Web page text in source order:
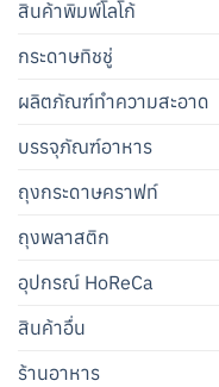
สินค้าพิมพ์โลโก้
กระดาษทิชชู่
ผลิตภัณฑ์ทำความสะอาด
บรรจุภัณฑ์อาหาร
ถุงกระดาษคราฟท์
ถุงพลาสติก
อุปกรณ์ HoReCa
สินค้าอื่น
ร้านอาหาร